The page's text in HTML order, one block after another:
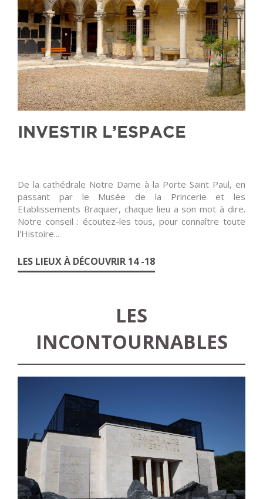
INVESTIR L’ESPACE
De la cathédrale Notre Dame à la Porte Saint Paul, en
passant par le Musée de la Princerie et les
Etablissements Braquier, chaque lieu a son mot à dire.
Notre conseil : écoutez-les tous, pour connaître toute
l'Histoire...
LES LIEUX À DÉCOUVRIR 14 -18
LES
INCONTOURNABLES